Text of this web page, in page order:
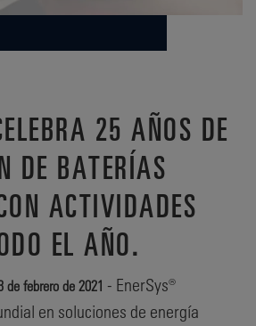
25 AÑOS DE
DE BATERÍAS
ACTIVIDADES
EL AÑO.
de febrero de 2021 - EnerSys®
en soluciones de energía